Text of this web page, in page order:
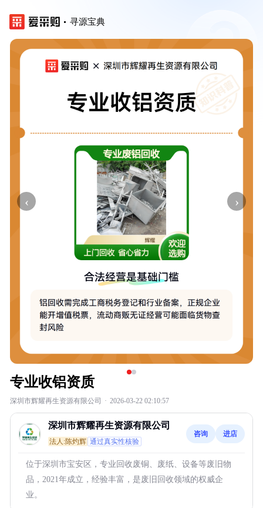
寻源宝典
‹ ›
专业收铝资质
深圳市辉耀再生资源有限公司 · 2026-03-22 02:10:57
深圳市辉耀再生资源有限公司
法人:陈灼辉 通过真实性核验
咨询 进店
位于深圳市宝安区，专业回收废铜、废纸、设备等废旧物
品，2021年成立，经验丰富，是废旧回收领域的权威企
业。